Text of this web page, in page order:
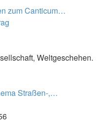
zum Canticum…
Weltgeschehen.
Straßen-,…